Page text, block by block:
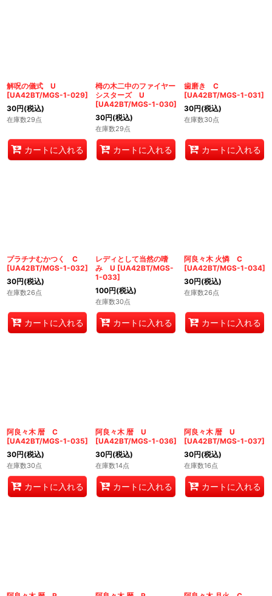
解呪の儀式 U
[UA42BT/MGS-1-029]
30円(税込)
在庫数29点
カートに入れる
栂の木二中のファイヤー
シスターズ U
[UA42BT/MGS-1-030]
30円(税込)
在庫数29点
カートに入れる
歯磨き C
[UA42BT/MGS-1-031]
30円(税込)
在庫数30点
カートに入れる
プラチナむかつく C
[UA42BT/MGS-1-032]
30円(税込)
在庫数26点
カートに入れる
レディとして当然の嗜
み U [UA42BT/MGS-
1-033]
100円(税込)
在庫数30点
カートに入れる
阿良々木 火憐 C
[UA42BT/MGS-1-034]
30円(税込)
在庫数26点
カートに入れる
阿良々木 暦 C
[UA42BT/MGS-1-035]
30円(税込)
在庫数30点
カートに入れる
阿良々木 暦 U
[UA42BT/MGS-1-036]
30円(税込)
在庫数14点
カートに入れる
阿良々木 暦 U
[UA42BT/MGS-1-037]
30円(税込)
在庫数16点
カートに入れる